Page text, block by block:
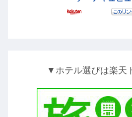
▼ホテル選びは楽天